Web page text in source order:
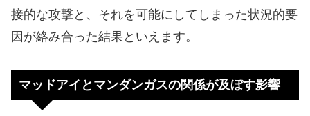
接的な攻撃と、それを可能にしてしまった状況的要
因が絡み合った結果といえます。
マッドアイとマンダンガスの関係が及ぼす影響